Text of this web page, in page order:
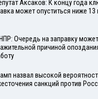
Аксаков: К концу года
может опуститься ниже 13
Очередь на заправку
причиной
назвал высокой
санкций против